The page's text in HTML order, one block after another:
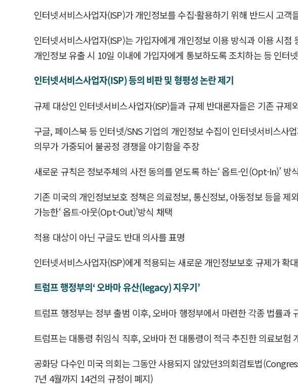
인터넷서비스사업자(ISP)가 개인정보를 수집·활용하기 위해 반드시 고
인터넷서비스사업자(ISP)는 가입자에게 개인정보 이용 방식과 이용 시
개인정보 유출 시 10일 이내에 가입자에게 통보하도록 조치하는 등 인터
인터넷서비스사업자(ISP) 등의 비판 및 형평성 논란 제기
규제 대상인 인터넷서비스사업자(ISP)들과 규제 반대론자들은 기존 규
구글, 페이스북 등 인터넷/SNS 기업의 개인정보 수집이 인터넷서비스사
의무가 가중되어 불공정 경쟁을 야기함을 주장
새로운 규칙은 정보주체의 사전 동의를 얻도록 하는‘ 옵트-인(Opt-In)’
기존 미국의 개인정보보호 정책은 의료정보, 통신정보, 아동정보 등을
가능한‘ 옵트-아웃(Opt-Out)’방식 채택
적용 대상이 아닌 구글도 반대 의사를 표명
인터넷서비스사업자(ISP)에게 적용되는 새로운 개인정보보호 규제가 확
트럼프 행정부의‘ 오바마 유산(legacy) 지우기’
트럼프 행정부는 정부 출범 이후, 오바마 행정부에서 마련한 각종 법률과
트럼프는 대통령 취임식 직후, 오바마 전 대통령이 적극 추진한 의료보험
공화당 다수인 미국 의회는 그동안 사용되지 않았던3의회검토법
7년 4월까지 14건의 규정이 폐지)